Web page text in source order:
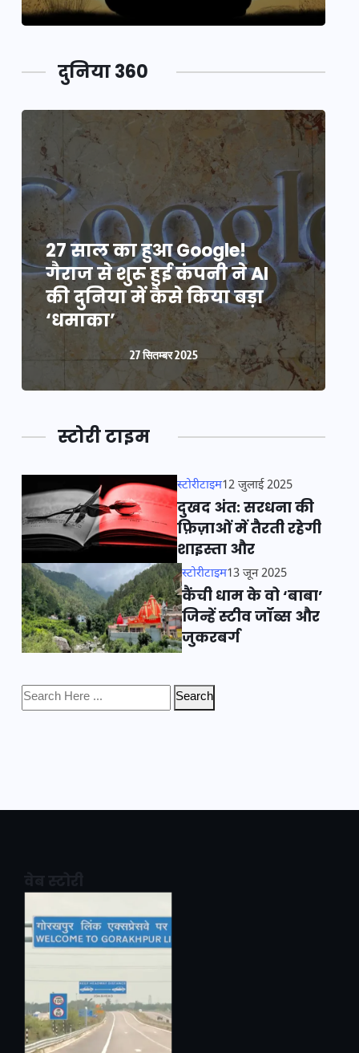
दुनिया 360
27 साल का हुआ Google!
गैराज से शुरू हुई कंपनी ने AI
की दुनिया में कैसे किया बड़ा
‘धमाका’
27 सितम्बर 2025
स्टोरी टाइम
स्टोरीटाइम12 जुलाई 2025
दुखद अंत: सरधना की
फ़िज़ाओं में तैरती रहेगी
शाइस्ता और
स्टोरीटाइम13 जून 2025
कैंची धाम के वो ‘बाबा’
जिन्हें स्टीव जॉब्स और
जुकरबर्ग
Search